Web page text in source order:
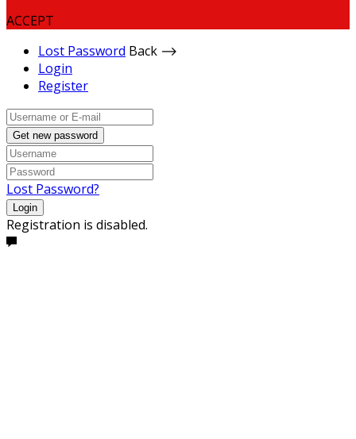
ACCEPT
Lost Password Back ⟶
Login
Register
Get new password
Lost Password?
Login
Registration is disabled.